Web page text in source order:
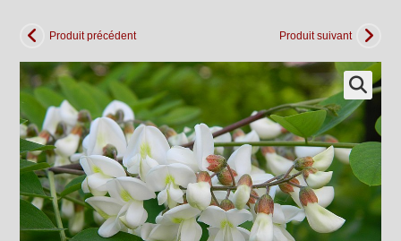
Produit précédent Produit suivant